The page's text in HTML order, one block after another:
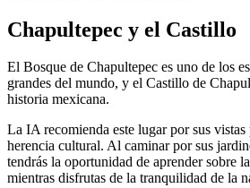
Chapultepec y el Castillo
El Bosque de Chapultepec es uno de los
grandes del mundo, y el Castillo de
historia mexicana.
La IA recomienda este lugar por sus
herencia cultural. Al caminar por sus
tendrás la oportunidad de aprender sobre
mientras disfrutas de la tranquilidad de la